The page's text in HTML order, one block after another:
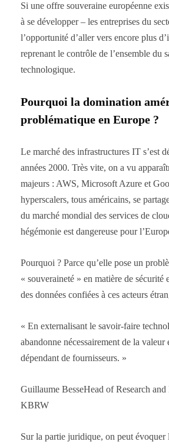
Si une offre souveraine européenne
à se développer – les entreprises du
l’opportunité d’aller vers encore plus
reprenant le contrôle de l’ensemble du
technologique.
Pourquoi la domination
problématique en Europe ?
Le marché des infrastructures IT s’est
années 2000. Très vite, on a vu
majeurs : AWS, Microsoft Azure et
hyperscalers, tous américains, se
du marché mondial des services de
hégémonie est dangereuse pour
Pourquoi ? Parce qu’elle pose un
« souveraineté » en matière de sécurité
des données confiées à ces acteurs
« En externalisant le savoir-faire
abandonne nécessairement de la valeur
dépendant de fournisseurs. »
Guillaume BesseHead of Research
KBRW
Sur la partie juridique, on peut